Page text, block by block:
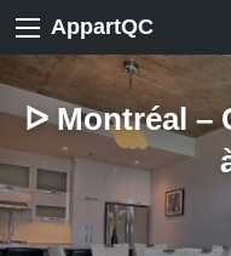
AppartQC
ᐅ Montréal –